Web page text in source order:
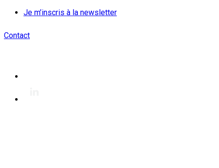
Je m’inscris à la newsletter
Contact